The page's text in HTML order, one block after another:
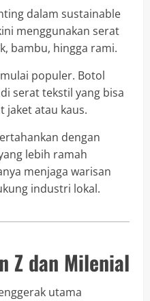
dalam sustainable
menggunakan serat
bambu, hingga rami.
populer. Botol
serat tekstil yang bisa
jaket atau kaus.
dengan
lebih ramah
menjaga warisan
industri lokal.
Z dan Milenial
utama